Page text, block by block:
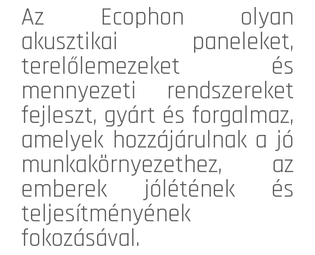
Az Ecophon olyan
akusztikai paneleket,
terelőlemezeket és
mennyezeti rendszereket
fejleszt, gyárt és forgalmaz,
amelyek hozzájárulnak a jó
munkakörnyezethez, az
emberek jólétének és
teljesítményének
fokozásával.